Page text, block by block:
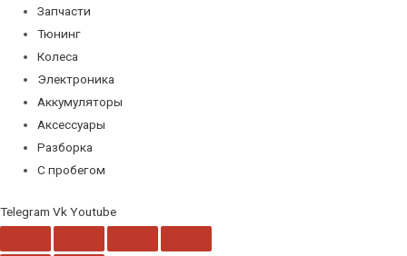
Запчасти
Тюнинг
Колеса
Электроника
Аккумуляторы
Аксессуары
Разборка
С пробегом
Telegram Vk Youtube